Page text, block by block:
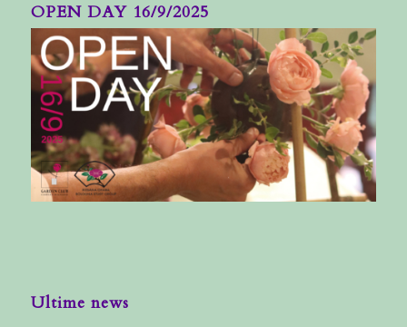
OPEN DAY 16/9/2025
Ultime news